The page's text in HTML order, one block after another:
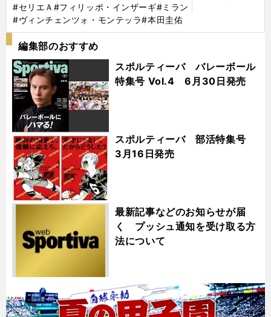
#セリエＡ #フィリッポ・インザーギ#ミラン
#ヴィンチェンツォ・モンテッラ#本田圭佑
編集部のおすすめ
スポルティーバ バレーボール
特集号 Vol.4 6月30日発売
スポルティーバ 部活特集号
3月16日発売
最新記事などのお知らせが届
く プッシュ通知を受け取る方
法について